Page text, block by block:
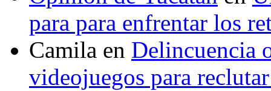
para para enfrentar los
Camila en Delincuencia
videojuegos para